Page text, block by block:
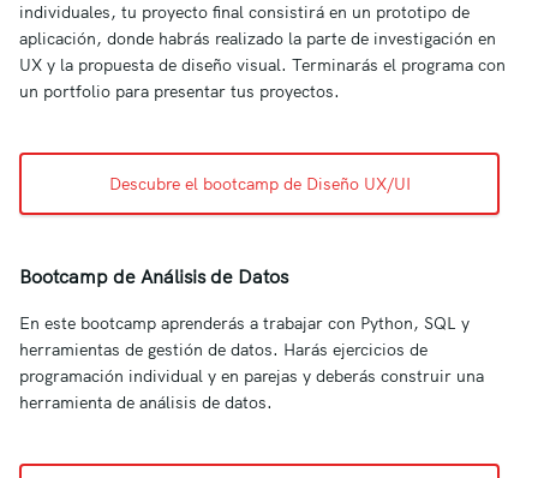
individuales, tu proyecto final consistirá en un prototipo de
aplicación, donde habrás realizado la parte de investigación en
UX y la propuesta de diseño visual. Terminarás el programa con
un portfolio para presentar tus proyectos.
Descubre el bootcamp de Diseño UX/UI
Bootcamp de Análisis de Datos
En este bootcamp aprenderás a trabajar con Python, SQL y
herramientas de gestión de datos. Harás ejercicios de
programación individual y en parejas y deberás construir una
herramienta de análisis de datos.